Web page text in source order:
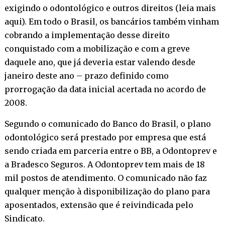
exigindo o odontológico e outros direitos (leia mais
aqui). Em todo o Brasil, os bancários também vinham
cobrando a implementação desse direito
conquistado com a mobilização e com a greve
daquele ano, que já deveria estar valendo desde
janeiro deste ano – prazo definido como
prorrogação da data inicial acertada no acordo de
2008.
Segundo o comunicado do Banco do Brasil, o plano
odontológico será prestado por empresa que está
sendo criada em parceria entre o BB, a Odontoprev e
a Bradesco Seguros. A Odontoprev tem mais de 18
mil postos de atendimento. O comunicado não faz
qualquer menção à disponibilização do plano para
aposentados, extensão que é reivindicada pelo
Sindicato.